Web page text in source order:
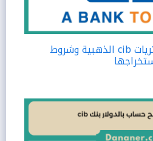
مميزات فيزا مشتريات cib الذهبية وشروط